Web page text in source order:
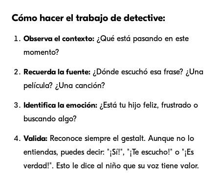
Cómo hacer el trabajo de detective:
Observa el contexto: ¿Qué está pasando en este
momento?
Recuerda la fuente: ¿Dónde escuchó esa frase? ¿Una
película? ¿Una canción?
Identifica la emoción: ¿Está tu hijo feliz, frustrado o
buscando algo?
Valida: Reconoce siempre el gestalt. Aunque no lo
entiendas, puedes decir: "¡Sí!", "¡Te escucho!" o "¡Es
verdad!". Esto le dice al niño que su voz tiene valor.